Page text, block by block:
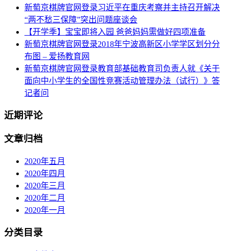
新萄京棋牌官网登录习近平在重庆考察并主持召开解决
“两不愁三保障”突出问题座谈会
【开学季】宝宝即将入园 爸爸妈妈需做好四项准备
新萄京棋牌官网登录2018年宁波高新区小学学区划分分
布图 – 爱扬教育网
新萄京棋牌官网登录教育部基础教育司负责人就《关于
面向中小学生的全国性竞赛活动管理办法（试行）》答
记者问
近期评论
文章归档
2020年五月
2020年四月
2020年三月
2020年二月
2020年一月
分类目录